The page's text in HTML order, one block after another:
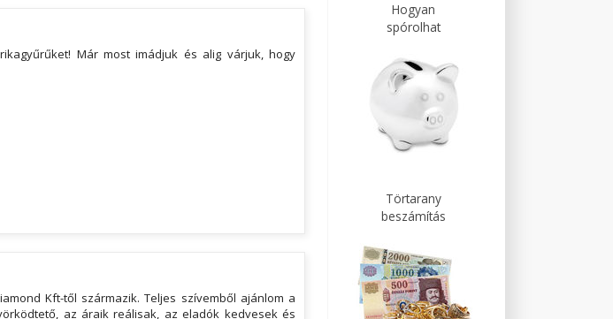
Már most imádjuk és alig várjuk, hogy
Kft-től származik. Teljes szívemből ajánlom a
az áraik reálisak, az eladók kedvesek és
Hogyan
spórolhat
Törtarany
beszámítás